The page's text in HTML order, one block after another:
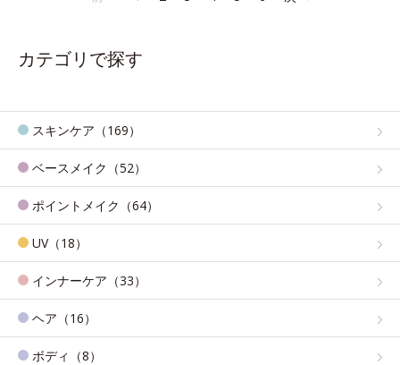
カテゴリで探す
スキンケア（169）
ベースメイク（52）
ポイントメイク（64）
UV（18）
インナーケア（33）
ヘア（16）
ボディ（8）